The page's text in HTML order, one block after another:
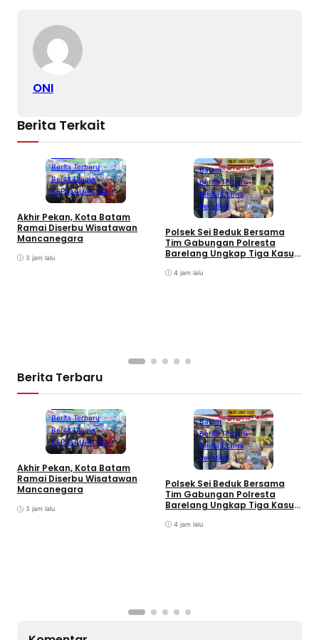
ONI
Berita Terkait
Berita Terbaru
Berita Utama
KEPULAUAN RIAU
Akhir Pekan, Kota Batam
Ramai Diserbu Wisatawan
Mancanegara
3 jam lalu
Batam
Berita Terbaru
Berita Utama
Peristiwa
Polsek Sei Beduk Bersama
Tim Gabungan Polresta
Barelang Ungkap Tiga Kasus
4 jam lalu
Berita Terbaru
Berita Terbaru
Berita Utama
KEPULAUAN RIAU
Akhir Pekan, Kota Batam
Ramai Diserbu Wisatawan
Mancanegara
3 jam lalu
Batam
Berita Terbaru
Berita Utama
Peristiwa
Polsek Sei Beduk Bersama
Tim Gabungan Polresta
Barelang Ungkap Tiga Kasus
4 jam lalu